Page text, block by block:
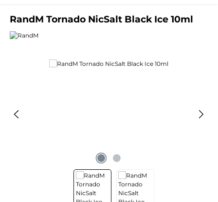
RandM Tornado NicSalt Black Ice 10ml
Bildergalerie überspringen